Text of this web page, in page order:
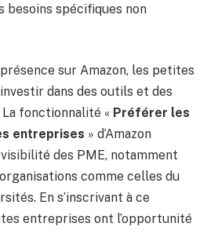
besoins spécifiques non
sur Amazon, les petites
dans des outils et des
fonctionnalité « Préférer les
entreprises » d’Amazon
des PME, notamment
comme celles du
En s’inscrivant à ce
entreprises ont l’opportunité